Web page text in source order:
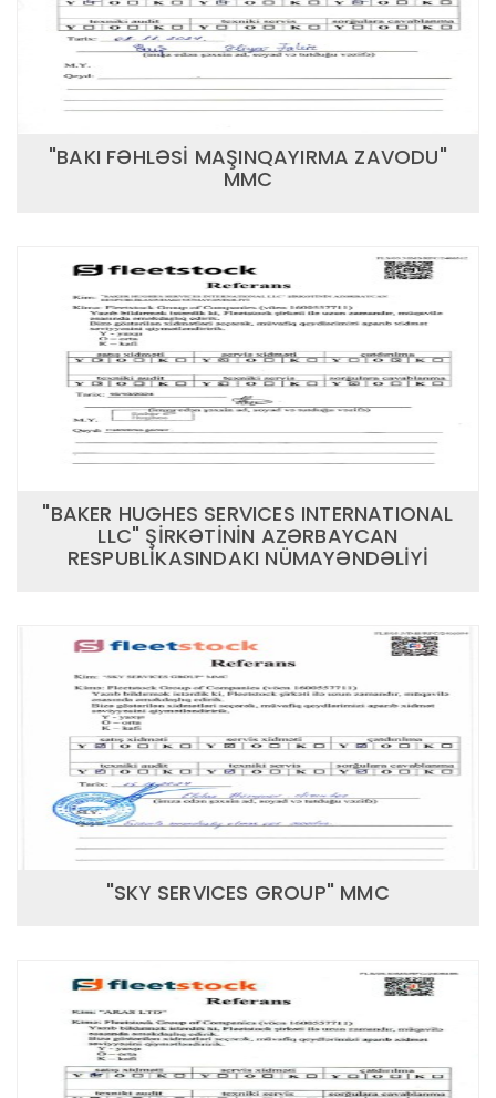
"BAKI FƏHLƏSİ MAŞINQAYIRMA ZAVODU"
MMC
"BAKER HUGHES SERVICES INTERNATIONAL
LLC" ŞİRKƏTİNİN AZƏRBAYCAN
RESPUBLİKASINDAKI NÜMAYƏNDƏLİYİ
"SKY SERVICES GROUP" MMC